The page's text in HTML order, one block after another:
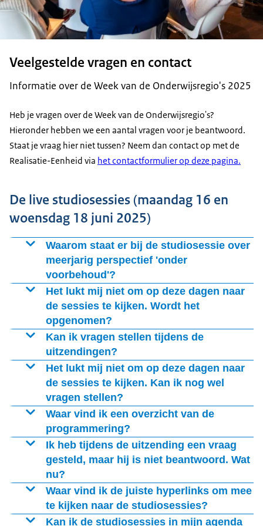
Veelgestelde vragen en contact
Informatie over de Week van de Onderwijsregio's 2025
Heb je vragen over de Week van de Onderwijsregio's?
Hieronder hebben we een aantal vragen voor je beantwoord.
Staat je vraag hier niet tussen? Neem dan contact op met de
Realisatie-Eenheid via het contactformulier op deze pagina.
De live studiosessies (maandag 16 en
woensdag 18 juni 2025)
Waarom staat er bij de studiosessie over
meerjarig perspectief 'onder
voorbehoud'?
De sessie richt zich op de nieuwe subsidieregeling voor
de onderwijsregio's. Deze regeling is nog niet
gepubliceerd. We zijn afhankelijk van een tijdige
publicatie om de sessie door te kunnen laten gaan.
Het lukt mij niet om op deze dagen naar
de sessies te kijken. Wordt het
opgenomen?
Ja. We nemen alle studiosessies op, zodat je op een
later moment alles rustig terug kunt kijken.
Kan ik vragen stellen tijdens de
uitzendingen?
Ja, je kunt tijdens de uitzendingen vragen stellen via de
chatfunctie. In de uitzendingen wordt tijd vrij gemaakt
voor het beantwoorden van vragen. Is je vraag niet
beantwoord tijdens de uitzending? Dan zorgen we dat
je vraag daarna schriftelijk wordt beantwoord.
Het lukt mij niet om op deze dagen naar
de sessies te kijken. Kan ik nog wel
vragen stellen?
We zorgen ervoor dat er na elke sessie een e-mailadres
beschikbaar is om je vragen te kunnen stellen.
Waar vind ik een overzicht van de
programmering?
Het uitzendschema is te vindenop deze pagina.
Ik heb tijdens de uitzending een vraag
gesteld, maar hij is niet beantwoord. Wat
nu?
We zorgen dat de onbeantwoorde vragen naderhand
schriftelijk worden beantwoord. Het is hierbij wel
belangrijk om jouw e-mailadres te vermelden in de
Waar vind ik de juiste hyperlinks om mee
te kijken naar de studiosessies?
We hebben vier hyperlinks om live mee te kijken.
Kan ik de studiosessies in mijn agenda